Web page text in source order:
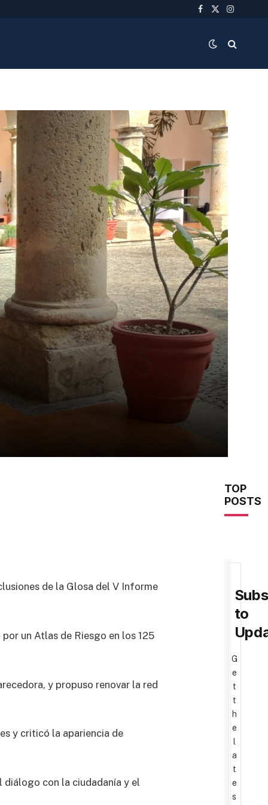
Facebook
X
de la Glosa del V Informe
un Atlas de Riesgo en los 125
y propuso renovar la red
y criticó la apariencia de
con la ciudadanía y el
TOP
POSTS
to
G
e
t
t
h
e
l
a
t
e
s